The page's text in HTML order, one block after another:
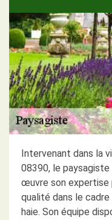
Intervenant dans la
08390, le
œuvre son expertise
qualité dans le
haie. Son équipe